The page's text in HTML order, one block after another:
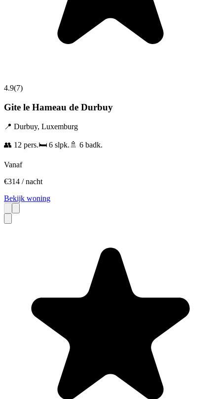
4.9(7)
Gite le Hameau de Durbuy
📍 Durbuy, Luxemburg
👥 12 pers.🛏️ 6 slpk. 🚿 6 badk.
Vanaf
€314 / nacht
Bekijk woning